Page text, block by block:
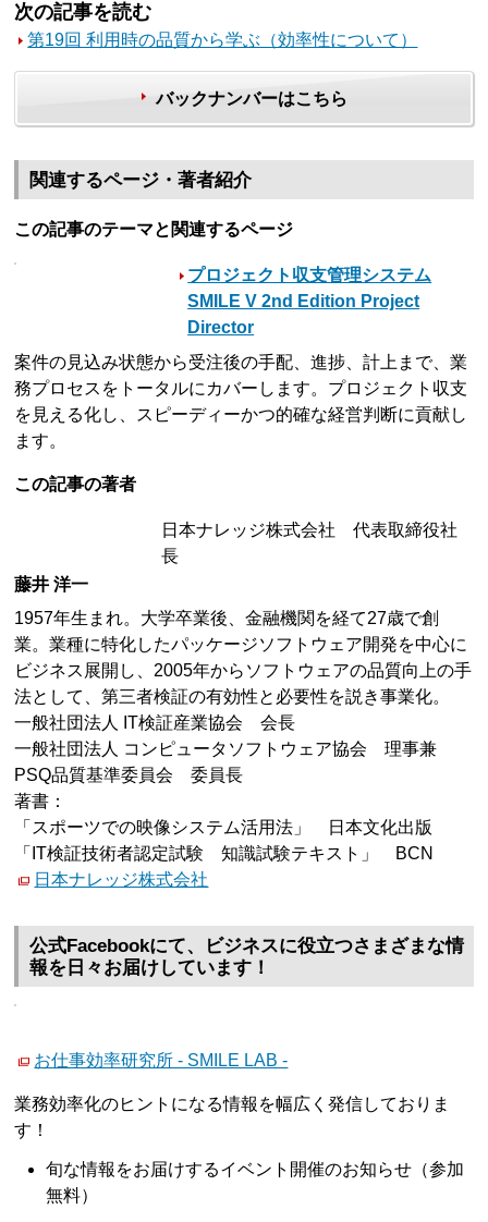
次の記事を読む
第19回 利用時の品質から学ぶ（効率性について）
バックナンバーはこちら
関連するページ・著者紹介
この記事のテーマと関連するページ
プロジェクト収支管理システム
SMILE V 2nd Edition Project
Director
案件の見込み状態から受注後の手配、進捗、計上まで、業
務プロセスをトータルにカバーします。プロジェクト収支
を見える化し、スピーディーかつ的確な経営判断に貢献し
ます。
この記事の著者
日本ナレッジ株式会社 代表取締役社
長
藤井 洋一
1957年生まれ。大学卒業後、金融機関を経て27歳で創
業。業種に特化したパッケージソフトウェア開発を中心に
ビジネス展開し、2005年からソフトウェアの品質向上の手
法として、第三者検証の有効性と必要性を説き事業化。
一般社団法人 IT検証産業協会 会長
一般社団法人 コンピュータソフトウェア協会 理事兼
PSQ品質基準委員会 委員長
著書：
「スポーツでの映像システム活用法」 日本文化出版
「IT検証技術者認定試験 知識試験テキスト」 BCN
日本ナレッジ株式会社
公式Facebookにて、ビジネスに役立つさまざまな情
報を日々お届けしています！
お仕事効率研究所 - SMILE LAB -
業務効率化のヒントになる情報を幅広く発信しておりま
す！
旬な情報をお届けするイベント開催のお知らせ（参加
無料）